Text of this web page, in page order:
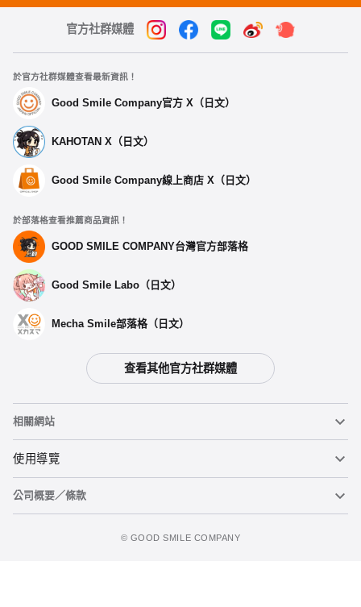
【再販】 春麗 - 預定於2026年08月發售
預購截止
春麗 -預定於 2024年07月發售
官方社群媒體
於官方社群媒體查看最新資訊！
Good Smile Company官方 X（日文）
KAHOTAN X（日文）
Good Smile Company線上商店 X（日文）
於部落格查看推薦商品資訊！
GOOD SMILE COMPANY台灣官方部落格
Good Smile Labo（日文）
Mecha Smile部落格（日文）
查看其他官方社群媒體
相關網站
黏土人
黏土人臉部製造機（英文）
使用導覽
重要公告
公司概要／條款
©️ GOOD SMILE COMPANY